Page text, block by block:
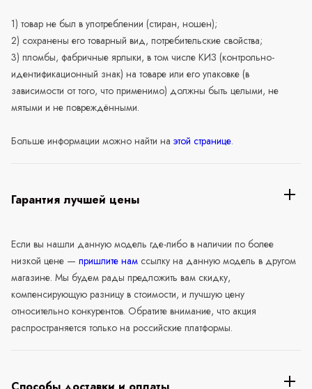
1) товар не был в употреблении (стиран, ношен);
2) сохранены его товарный вид, потребительские свойства;
3) пломбы, фабричные ярлыки, в том числе КИЗ (контрольно-
идентификационный знак) на товаре или его упаковке (в
зависимости от того, что применимо) должны быть целыми, не
мятыми и не повреждёнными.
Больше информации можно найти на этой странице.
Гарантия лучшей цены
Если вы нашли данную модель где-либо в наличии по более
низкой цене — пришлите нам ссылку на данную модель в другом
магазине. Мы будем рады предложить вам скидку,
компенсирующую разницу в стоимости, и лучшую цену
относительно конкурентов. Обратите внимание, что акция
распространяется только на российские платформы.